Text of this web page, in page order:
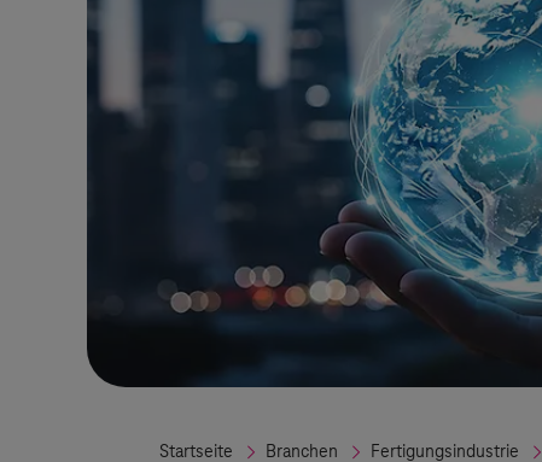
Startseite Branchen Fertigungsindustrie